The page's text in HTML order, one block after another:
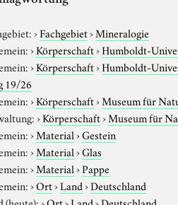
›Fachgebiet›Mineralogie
›Körperschaft›Humboldt-
›Körperschaft›Humboldt-
19/26
›Körperschaft›Museum für
›Körperschaft›Museum für
›Material›Gestein
›Material›Glas
›Material›Pappe
›Ort›Land›Deutschland